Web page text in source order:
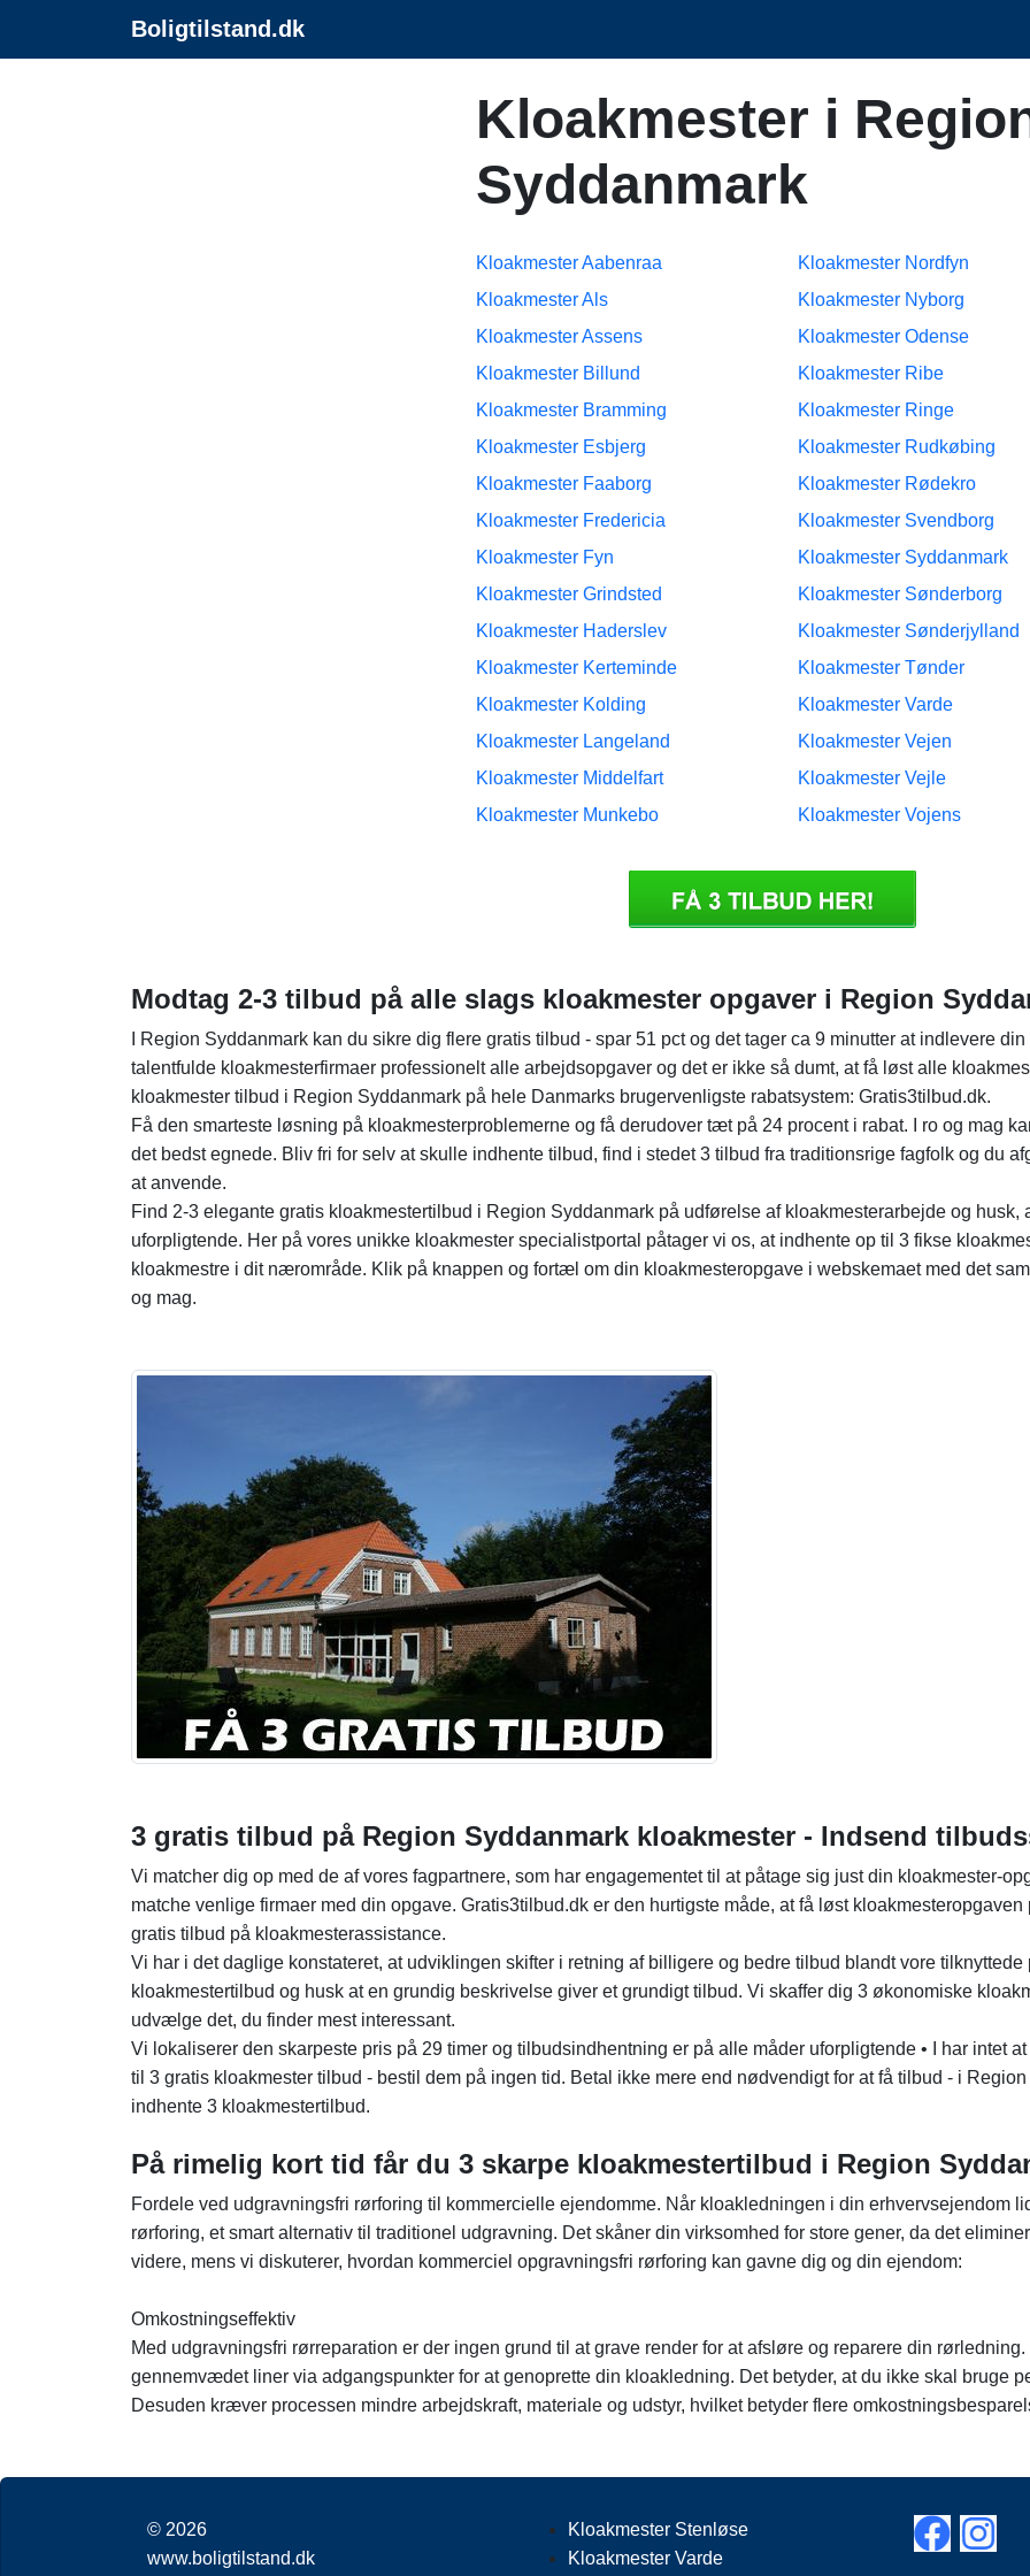
Boligtilstand.dk
Kloakmester i
Syddanmark
Kloakmester Aabenraa
Kloakmester Als
Kloakmester Assens
Kloakmester Billund
Kloakmester Bramming
Kloakmester Esbjerg
Kloakmester Faaborg
Kloakmester Fredericia
Kloakmester Fyn
Kloakmester Grindsted
Kloakmester Haderslev
Kloakmester Kerteminde
Kloakmester Kolding
Kloakmester Langeland
Kloakmester Middelfart
Kloakmester Munkebo
Kloakmester Nordfyn
Kloakmester Nyborg
Kloakmester Odense
Kloakmester Ribe
Kloakmester Ringe
Kloakmester Rudkøbing
Kloakmester Rødekro
Kloakmester Svendborg
Kloakmester Syddanmark
Kloakmester Sønderborg
Kloakmester Sønderjylland
Kloakmester Tønder
Kloakmester Varde
Kloakmester Vejen
Kloakmester Vejle
Kloakmester Vojens
Modtag 2-3 tilbud på alle slags kloakmester opgaver i Region
I Region Syddanmark kan du sikre dig flere gratis tilbud - spar 51 pct og det tager ca 9 minutter at indlevere
talentfulde kloakmesterfirmaer professionelt alle arbejdsopgaver og det er ikke så dumt, at få løst alle
kloakmester tilbud i Region Syddanmark på hele Danmarks brugervenligste rabatsystem: Gratis3tilbud.dk.
Få den smarteste løsning på kloakmesterproblemerne og få derudover tæt på 24 procent i rabat. I ro og mag
det bedst egnede. Bliv fri for selv at skulle indhente tilbud, find i stedet 3 tilbud fra traditionsrige fagfolk og du
at anvende.
Find 2-3 elegante gratis kloakmestertilbud i Region Syddanmark på udførelse af kloakmesterarbejde og
uforpligtende. Her på vores unikke kloakmester specialistportal påtager vi os, at indhente op til 3 fikse
kloakmestre i dit nærområde. Klik på knappen og fortæl om din kloakmesteropgave i webskemaet med det
og mag.
3 gratis tilbud på Region Syddanmark kloakmester - Indsend
Vi matcher dig op med de af vores fagpartnere, som har engagementet til at påtage sig just din kloakmester-
matche venlige firmaer med din opgave. Gratis3tilbud.dk er den hurtigste måde, at få løst
gratis tilbud på kloakmesterassistance.
Vi har i det daglige konstateret, at udviklingen skifter i retning af billigere og bedre tilbud blandt vore tilknyttede
kloakmestertilbud og husk at en grundig beskrivelse giver et grundigt tilbud. Vi skaffer dig 3 økonomiske
udvælge det, du finder mest interessant.
Vi lokaliserer den skarpeste pris på 29 timer og tilbudsindhentning er på alle måder uforpligtende • I har intet
til 3 gratis kloakmester tilbud - bestil dem på ingen tid. Betal ikke mere end nødvendigt for at få tilbud - i
indhente 3 kloakmestertilbud.
På rimelig kort tid får du 3 skarpe kloakmestertilbud i Region
Fordele ved udgravningsfri rørforing til kommercielle ejendomme. Når kloakledningen i din erhvervsejendom
rørforing, et smart alternativ til traditionel udgravning. Det skåner din virksomhed for store gener, da det
videre, mens vi diskuterer, hvordan kommerciel opgravningsfri rørforing kan gavne dig og din ejendom:
Omkostningseffektiv
Med udgravningsfri rørreparation er der ingen grund til at grave render for at afsløre og reparere din
gennemvædet liner via adgangspunkter for at genoprette din kloakledning. Det betyder, at du ikke skal bruge
Desuden kræver processen mindre arbejdskraft, materiale og udstyr, hvilket betyder flere
© 2026
www.boligtilstand.dk
Kloakmester Stenløse
Kloakmester Varde